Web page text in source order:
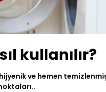
kullanılır?
ve hemen